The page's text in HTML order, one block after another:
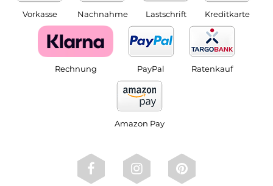
Vorkasse Nachnahme Lastschrift Kreditkarte
Rechnung PayPal Ratenkauf
Amazon Pay